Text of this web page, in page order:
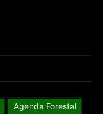
Agenda Forestal